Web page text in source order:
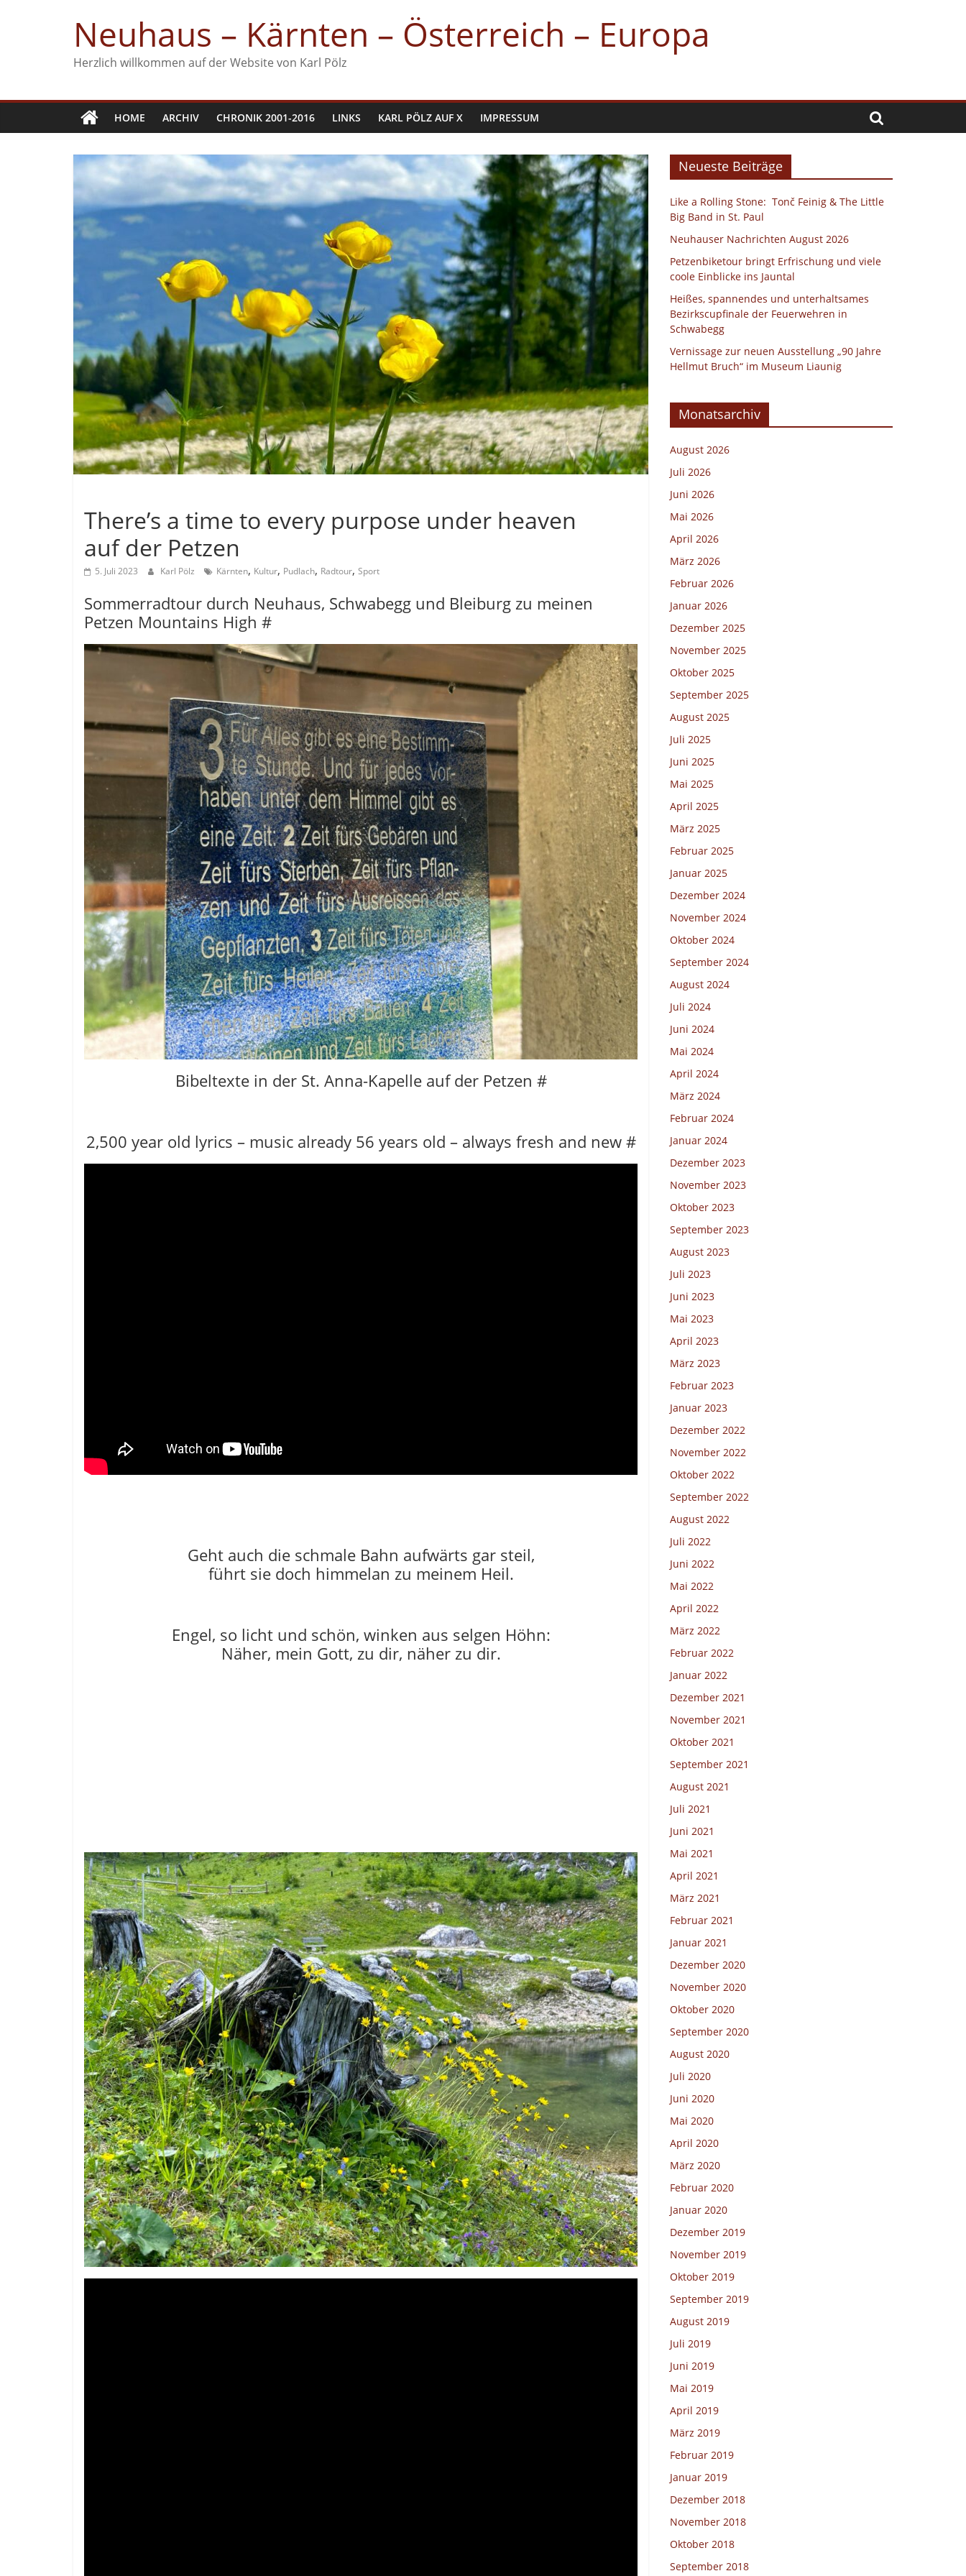
Neuhaus – Kärnten – Österreich – Europa
Herzlich willkommen auf der Website von Karl Pölz
HOME ARCHIV CHRONIK 2001-2016 LINKS KARL PÖLZ AUF X IMPRESSUM
There’s a time to every purpose under heaven
auf der Petzen
5. Juli 2023 Karl Pölz Kärnten, Kultur, Pudlach, Radtour, Sport
Sommerradtour durch Neuhaus, Schwabegg und Bleiburg zu meinen
Petzen Mountains High #
Bibeltexte in der St. Anna-Kapelle auf der Petzen #
2,500 year old lyrics – music already 56 years old – always fresh and new #
Geht auch die schmale Bahn aufwärts gar steil,
führt sie doch himmelan zu meinem Heil.
Engel, so licht und schön, winken aus selgen Höhn:
Näher, mein Gott, zu dir, näher zu dir.
Neueste Beiträge
Like a Rolling Stone: Tonč Feinig & The Little
Big Band in St. Paul
Neuhauser Nachrichten August 2026
Petzenbiketour bringt Erfrischung und viele
coole Einblicke ins Jauntal
Heißes, spannendes und unterhaltsames
Bezirkscupfinale der Feuerwehren in
Schwabegg
Vernissage zur neuen Ausstellung „90 Jahre
Hellmut Bruch“ im Museum Liaunig
Monatsarchiv
August 2026
Juli 2026
Juni 2026
Mai 2026
April 2026
März 2026
Februar 2026
Januar 2026
Dezember 2025
November 2025
Oktober 2025
September 2025
August 2025
Juli 2025
Juni 2025
Mai 2025
April 2025
März 2025
Februar 2025
Januar 2025
Dezember 2024
November 2024
Oktober 2024
September 2024
August 2024
Juli 2024
Juni 2024
Mai 2024
April 2024
März 2024
Februar 2024
Januar 2024
Dezember 2023
November 2023
Oktober 2023
September 2023
August 2023
Juli 2023
Juni 2023
Mai 2023
April 2023
März 2023
Februar 2023
Januar 2023
Dezember 2022
November 2022
Oktober 2022
September 2022
August 2022
Juli 2022
Juni 2022
Mai 2022
April 2022
März 2022
Februar 2022
Januar 2022
Dezember 2021
November 2021
Oktober 2021
September 2021
August 2021
Juli 2021
Juni 2021
Mai 2021
April 2021
März 2021
Februar 2021
Januar 2021
Dezember 2020
November 2020
Oktober 2020
September 2020
August 2020
Juli 2020
Juni 2020
Mai 2020
April 2020
März 2020
Februar 2020
Januar 2020
Dezember 2019
November 2019
Oktober 2019
September 2019
August 2019
Juli 2019
Juni 2019
Mai 2019
April 2019
März 2019
Februar 2019
Januar 2019
Dezember 2018
November 2018
Oktober 2018
September 2018